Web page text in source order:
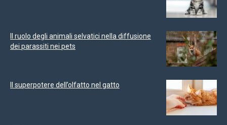
Il ruolo degli animali selvatici nella diffusione
dei parassiti nei pets
Il superpotere dell’olfatto nel gatto